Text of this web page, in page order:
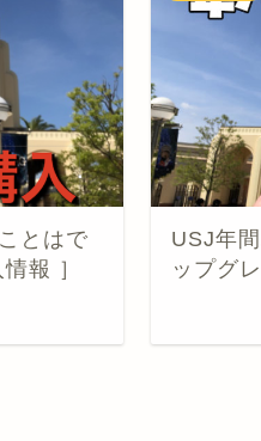
とはで
報 ］
USJ年
ップグ